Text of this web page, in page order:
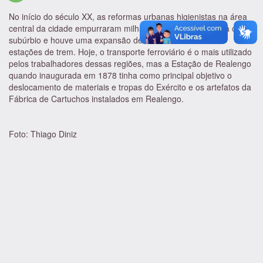
No início do século XX, as reformas urbanas higienistas na área
central da cidade empurraram milhares de moradores para o
subúrbio e houve uma expansão de bairros em torno das
estações de trem. Hoje, o transporte ferroviário é o mais utilizado
pelos trabalhadores dessas regiões, mas a Estação de Realengo
quando inaugurada em 1878 tinha como principal objetivo o
deslocamento de materiais e tropas do Exército e os artefatos da
Fábrica de Cartuchos instalados em Realengo.
Foto: Thiago Diniz